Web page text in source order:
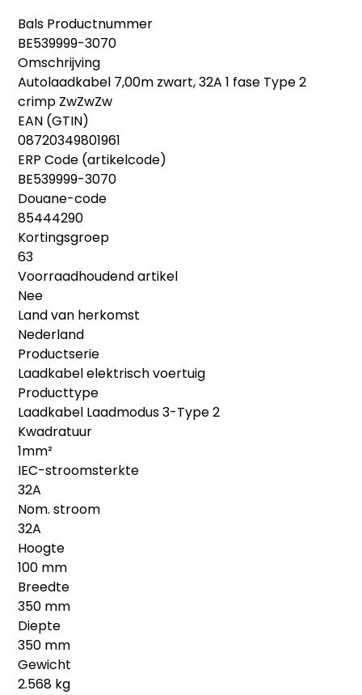
Bals Productnummer
BE539999-3070
Omschrijving
Autolaadkabel 7,00m zwart, 32A 1 fase Type 2
crimp ZwZwZw
EAN (GTIN)
08720349801961
ERP Code (artikelcode)
BE539999-3070
Douane-code
85444290
Kortingsgroep
63
Voorraadhoudend artikel
Nee
Land van herkomst
Nederland
Productserie
Laadkabel elektrisch voertuig
Producttype
Laadkabel Laadmodus 3-Type 2
Kwadratuur
1mm²
IEC-stroomsterkte
32A
Nom. stroom
32A
Hoogte
100 mm
Breedte
350 mm
Diepte
350 mm
Gewicht
2.568 kg